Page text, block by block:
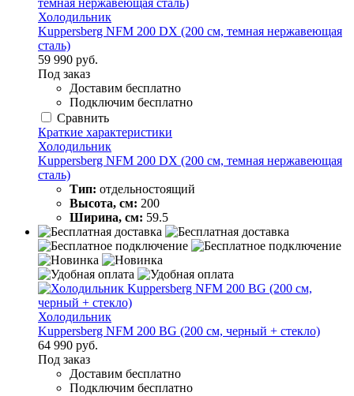
Холодильник
Kuppersberg NFM 200 DX (200 см, темная нержавеющая
сталь)
59 990 руб.
Под заказ
Доставим бесплатно
Подключим бесплатно
Сравнить
Краткие характеристики
Холодильник
Kuppersberg NFM 200 DX (200 см, темная нержавеющая
сталь)
Тип: отдельностоящий
Высота, см: 200
Ширина, см: 59.5
Холодильник
Kuppersberg NFM 200 BG (200 см, черный + стекло)
64 990 руб.
Под заказ
Доставим бесплатно
Подключим бесплатно